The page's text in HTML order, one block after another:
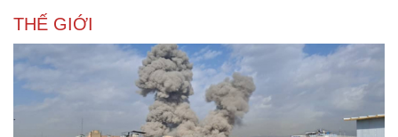
Vì cộng đồng
THẾ GIỚI